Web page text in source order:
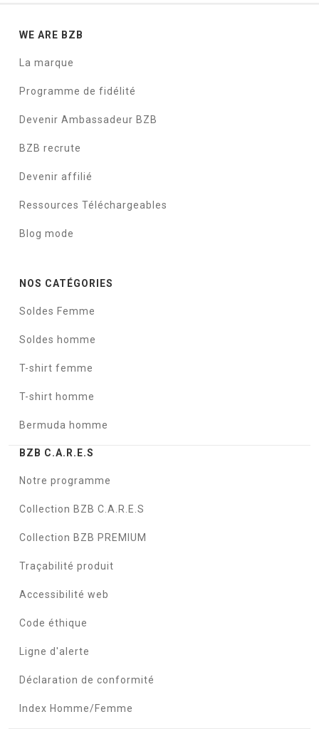
WE ARE BZB
La marque
Programme de fidélité
Devenir Ambassadeur BZB
BZB recrute
Devenir affilié
Ressources Téléchargeables
Blog mode
NOS CATÉGORIES
Soldes Femme
Soldes homme
T-shirt femme
T-shirt homme
Bermuda homme
BZB C.A.R.E.S
Notre programme
Collection BZB C.A.R.E.S
Collection BZB PREMIUM
Traçabilité produit
Accessibilité web
Code éthique
Ligne d'alerte
Déclaration de conformité
Index Homme/Femme